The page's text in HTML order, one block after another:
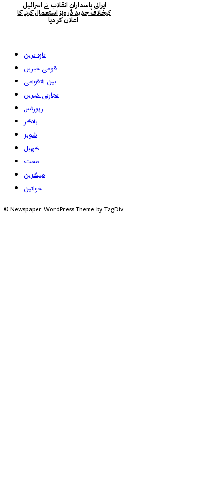
ایرانی پاسداران انقلاب نے اسرائیل
کیخلاف جدید ڈرونز استعمال کرنے کا
تازہ ترین
قومی خبریں
بین الاقوامی
تجارتی خبریں
رپورٹس
بلاگز
شوبز
کھیل
صحت
میگزین
خواتین
© Newspaper WordPress Theme by TagDiv